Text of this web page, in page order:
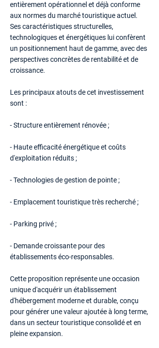
entièrement opérationnel et déjà conforme
aux normes du marché touristique actuel.
Ses caractéristiques structurelles,
technologiques et énergétiques lui confèrent
un positionnement haut de gamme, avec des
perspectives concrètes de rentabilité et de
croissance.
Les principaux atouts de cet investissement
sont :
- Structure entièrement rénovée ;
- Haute efficacité énergétique et coûts
d'exploitation réduits ;
- Technologies de gestion de pointe ;
- Emplacement touristique très recherché ;
- Parking privé ;
- Demande croissante pour des
établissements éco-responsables.
Cette proposition représente une occasion
unique d'acquérir un établissement
d'hébergement moderne et durable, conçu
pour générer une valeur ajoutée à long terme,
dans un secteur touristique consolidé et en
pleine expansion.